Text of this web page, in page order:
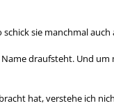
sie manchmal
draufsteht. Und um
hat, verstehe ich